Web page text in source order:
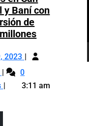
y Baní con
de
Edesur
cuatro
en
2023 Julio
2023
Edesur
inaugura
0
3:11 am